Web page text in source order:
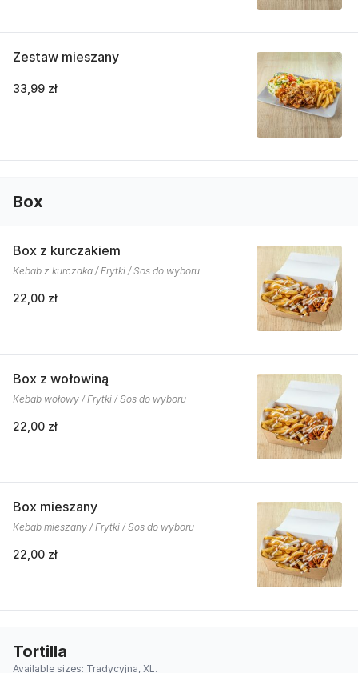
Zestaw mieszany
33,99 zł
Box
Box z kurczakiem
Kebab z kurczaka / Frytki / Sos do wyboru
22,00 zł
Box z wołowiną
Kebab wołowy / Frytki / Sos do wyboru
22,00 zł
Box mieszany
Kebab mieszany / Frytki / Sos do wyboru
22,00 zł
Tortilla
Available sizes: Tradycyjna, XL.